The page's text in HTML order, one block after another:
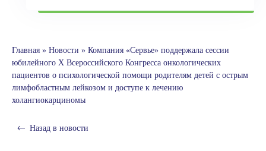
Главная » Новости » Компания «Сервье» поддержала сессии
юбилейного X Всероссийского Конгресса онкологических
пациентов о психологической помощи родителям детей с острым
лимфобластным лейкозом и доступе к лечению
холангиокарциномы
Назад в новости